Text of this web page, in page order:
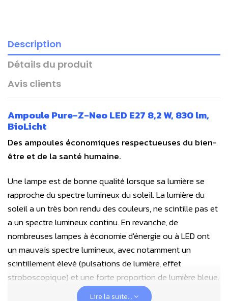
Description
Détails du produit
Avis clients
Ampoule Pure-Z-Neo LED E27 8,2 W, 830 lm,
BioLicht
Des ampoules économiques respectueuses du bien-
être et de la santé humaine.
Une lampe est de bonne qualité lorsque sa lumière se
rapproche du spectre lumineux du soleil. La lumière du
soleil a un très bon rendu des couleurs, ne scintille pas et
a un spectre lumineux continu. En revanche, de
nombreuses lampes à économie d'énergie ou à LED ont
un mauvais spectre lumineux, avec notamment un
scintillement élevé (pulsations de lumière, effet
stroboscopique) et une forte proportion de lumière bleue.
Certaines génèrent aussi un électrosmog important.
Lire la suite...